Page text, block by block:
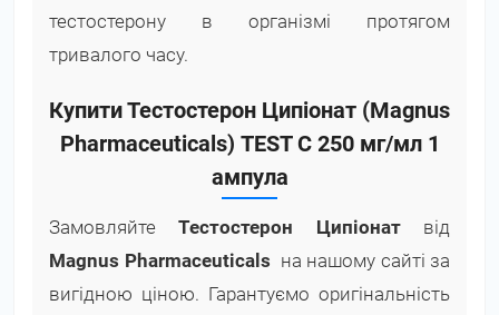
тестостерону в організмі протягом
тривалого часу.
Купити Тестостерон Ципіонат (Magnus
Pharmaceuticals) TEST C 250 мг/мл 1
ампула
ЗамовляйтеТестостерон Ципіонат від
Magnus Pharmaceuticals на нашому сайті за
вигідною ціною. Гарантуємо оригінальність